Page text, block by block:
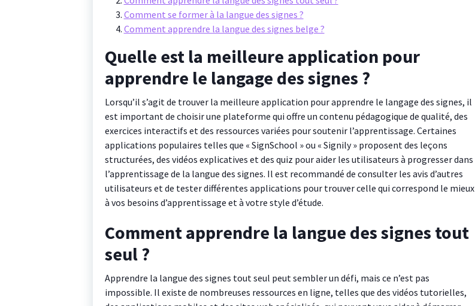
Comment se former à la langue des signes ?
Comment apprendre la langue des signes belge ?
Quelle est la meilleure application pour
apprendre le langage des signes ?
Lorsqu’il s’agit de trouver la meilleure application pour apprendre le langage des signes, il
est important de choisir une plateforme qui offre un contenu pédagogique de qualité, des
exercices interactifs et des ressources variées pour soutenir l’apprentissage. Certaines
applications populaires telles que « SignSchool » ou « Signily » proposent des leçons
structurées, des vidéos explicatives et des quiz pour aider les utilisateurs à progresser dans
l’apprentissage de la langue des signes. Il est recommandé de consulter les avis d’autres
utilisateurs et de tester différentes applications pour trouver celle qui correspond le mieux
à vos besoins d’apprentissage et à votre style d’étude.
Comment apprendre la langue des signes tout
seul ?
Apprendre la langue des signes tout seul peut sembler un défi, mais ce n’est pas
impossible. Il existe de nombreuses ressources en ligne, telles que des vidéos tutorielles,